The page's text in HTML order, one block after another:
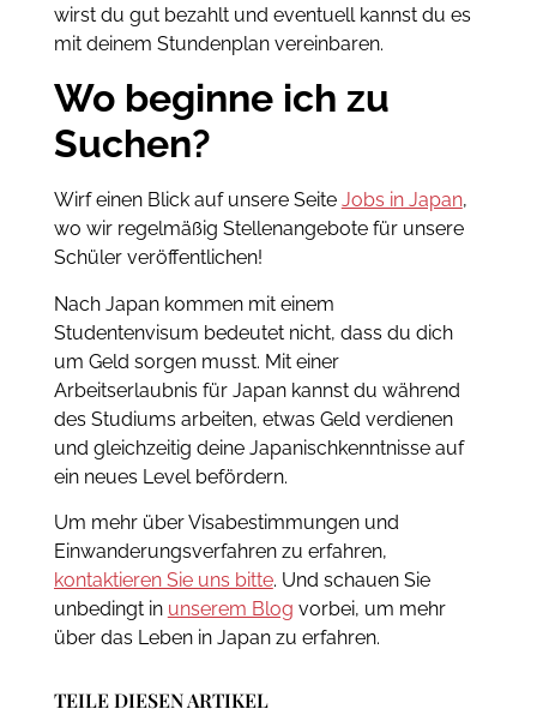
wirst du gut bezahlt und eventuell kannst du es
mit deinem Stundenplan vereinbaren.
Wo beginne ich zu
Suchen?
Wirf einen Blick auf unsere Seite Jobs in Japan,
wo wir regelmäßig Stellenangebote für unsere
Schüler veröffentlichen!
Nach Japan kommen mit einem
Studentenvisum bedeutet nicht, dass du dich
um Geld sorgen musst. Mit einer
Arbeitserlaubnis für Japan kannst du während
des Studiums arbeiten, etwas Geld verdienen
und gleichzeitig deine Japanischkenntnisse auf
ein neues Level befördern.
Um mehr über Visabestimmungen und
Einwanderungsverfahren zu erfahren,
kontaktieren Sie uns bitte. Und schauen Sie
unbedingt in unserem Blog vorbei, um mehr
über das Leben in Japan zu erfahren.
TEILE DIESEN ARTIKEL